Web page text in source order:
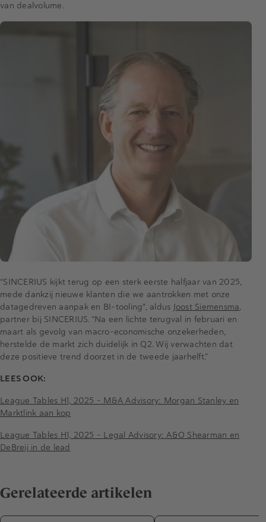
van dealvolume.
“SINCERIUS kijkt terug op een sterk eerste halfjaar van 2025,
mede dankzij nieuwe klanten die we aantrokken met onze
datagedreven aanpak en BI-tooling", aldus Joost Siemensma,
partner bij SINCERIUS. “Na een lichte terugval in februari en
maart als gevolg van macro-economische onzekerheden,
herstelde de markt zich duidelijk in Q2. Wij verwachten dat
deze positieve trend doorzet in de tweede jaarhelft.”
LEES OOK:
League Tables H1, 2025 – M&A Advisory: Morgan Stanley en
Marktlink aan kop
League Tables H1, 2025 - Legal Advisory: A&O Shearman en
DeBreij in de lead
Gerelateerde artikelen